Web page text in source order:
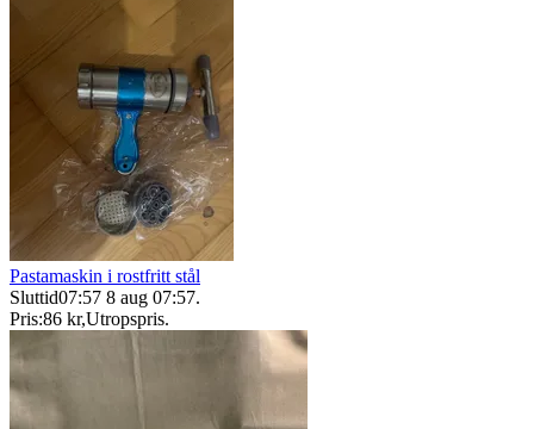
Pastamaskin i rostfritt stål
Sluttid07:57 8 aug 07:57.
Pris:86 kr,Utropspris.